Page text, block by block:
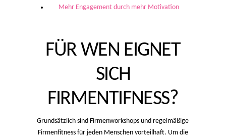
Mehr Engagement durch mehr Motivation
FÜR WEN EIGNET
SICH
FIRMENTIFNESS?
Grundsätzlich sind Firmenworkshops und regelmäßige
Firmenfitness für jeden Menschen vorteilhaft. Um die